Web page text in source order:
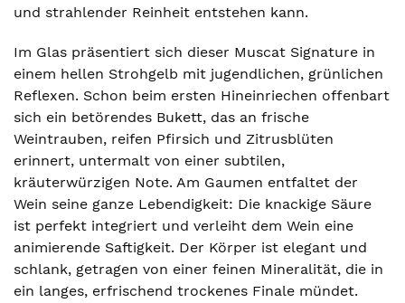
und strahlender Reinheit entstehen kann.
Im Glas präsentiert sich dieser Muscat Signature in
einem hellen Strohgelb mit jugendlichen, grünlichen
Reflexen. Schon beim ersten Hineinriechen offenbart
sich ein betörendes Bukett, das an frische
Weintrauben, reifen Pfirsich und Zitrusblüten
erinnert, untermalt von einer subtilen,
kräuterwürzigen Note. Am Gaumen entfaltet der
Wein seine ganze Lebendigkeit: Die knackige Säure
ist perfekt integriert und verleiht dem Wein eine
animierende Saftigkeit. Der Körper ist elegant und
schlank, getragen von einer feinen Mineralität, die in
ein langes, erfrischend trockenes Finale mündet.